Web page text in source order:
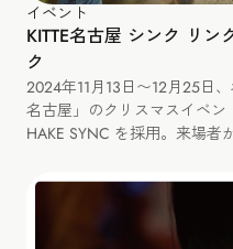
イベント
KITTE名古屋 シンク リ
ク
2024年11月13日〜12月25日
名古屋」のクリスマスイベン
HAKE SYNC を採用。来場者